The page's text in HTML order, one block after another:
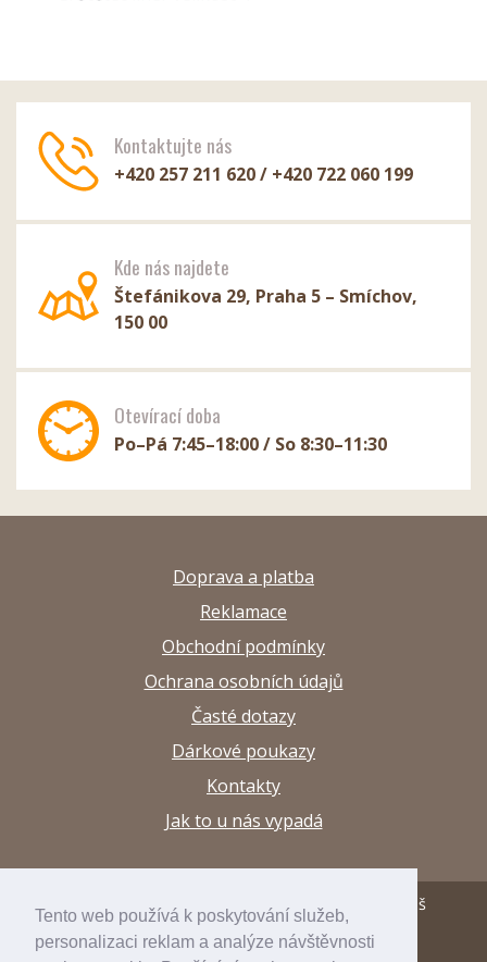
Tento web používá k poskytování služeb,
personalizaci reklam a analýze návštěvnosti
Kontaktujte nás
+420 257 211 620 / +420 722 060 199
Kde nás najdete
Štefánikova 29, Praha 5 – Smíchov,
150 00
Otevírací doba
Po–Pá 7:45–18:00 / So 8:30–11:30
Doprava a platba
Reklamace
Obchodní podmínky
Ochrana osobních údajů
Časté dotazy
Dárkové poukazy
Kontakty
Jak to u nás vypadá
© 2013–2026 Papírnictví a výtvarné potřeby Arttuš
developed byinspirum